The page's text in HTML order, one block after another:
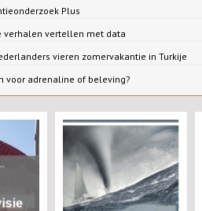
Plus
verhalen vertellen met data
vieren zomervakantie in Turkije
voor adrenaline of beleving?